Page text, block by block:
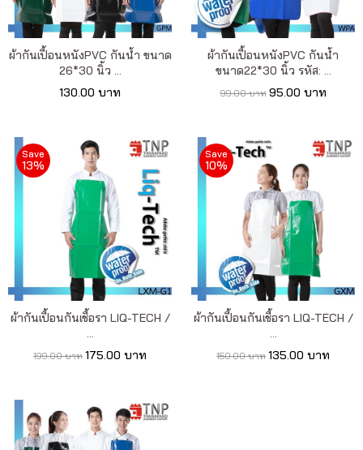
ผ้ากันเปื้อนหนังPVC กันน้ำ ขนาด
26*30 นิ้ว ...
130.00 บาท
ผ้ากันเปื้อนหนังPVC กันน้ำ
ขนาด22*30 นิ้ว รหัส: ...
99.00 บาท 95.00 บาท
Save
13%
ผ้ากันเปื้อนกันเชื้อรา LIQ-TECH /
...
199.00 บาท 175.00 บาท
Save
10%
ผ้ากันเปื้อนกันเชื้อรา LIQ-TECH /
...
150.00 บาท 135.00 บาท